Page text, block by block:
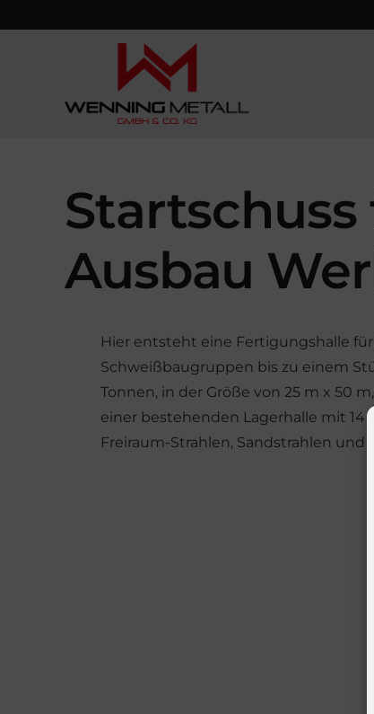
Ausbau
Hier entsteht eine Fertigungshalle
Schweißbaugruppen bis zu einem
Tonnen, in der Größe von 25 m x 50
einer bestehenden Lagerhalle mit 14
Freiraum-Strahlen, Sandstrahlen